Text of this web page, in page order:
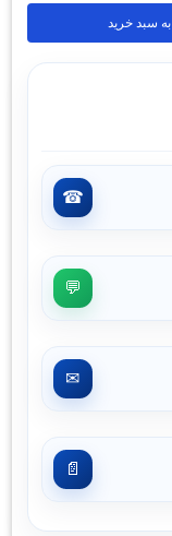
سبد خرید
☎
💬
✉
📄